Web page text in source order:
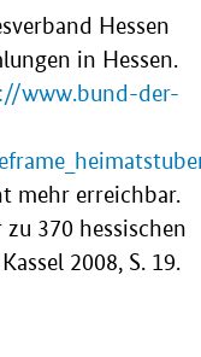
Hessen
in Hessen.
www.bund-der-
mehr erreichbar.
370 hessischen
2008, S. 19.